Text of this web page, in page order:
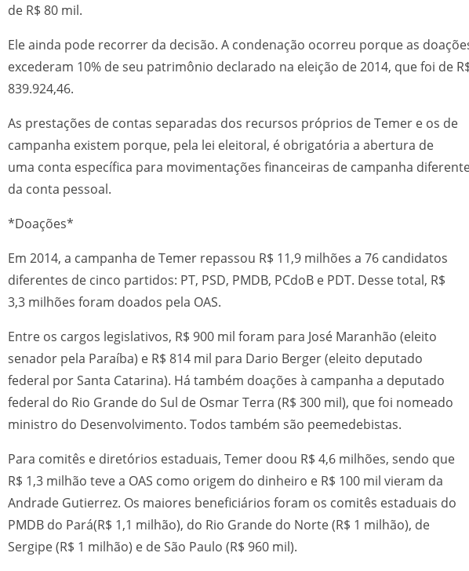
de R$ 80 mil.
Ele ainda pode recorrer da decisão. A condenação ocorreu porque as
excederam 10% de seu patrimônio declarado na eleição de 2014, que foi de
839.924,46.
As prestações de contas separadas dos recursos próprios de Temer e os de
campanha existem porque, pela lei eleitoral, é obrigatória a abertura de
uma conta específica para movimentações financeiras de campanha
da conta pessoal.
*Doações*
Em 2014, a campanha de Temer repassou R$ 11,9 milhões a 76 candidatos
diferentes de cinco partidos: PT, PSD, PMDB, PCdoB e PDT. Desse total, R$
3,3 milhões foram doados pela OAS.
Entre os cargos legislativos, R$ 900 mil foram para José Maranhão (eleito
senador pela Paraíba) e R$ 814 mil para Dario Berger (eleito deputado
federal por Santa Catarina). Há também doações à campanha a deputado
federal do Rio Grande do Sul de Osmar Terra (R$ 300 mil), que foi nomeado
ministro do Desenvolvimento. Todos também são peemedebistas.
Para comitês e diretórios estaduais, Temer doou R$ 4,6 milhões, sendo que
R$ 1,3 milhão teve a OAS como origem do dinheiro e R$ 100 mil vieram da
Andrade Gutierrez. Os maiores beneficiários foram os comitês estaduais do
PMDB do Pará(R$ 1,1 milhão), do Rio Grande do Norte (R$ 1 milhão), de
Sergipe (R$ 1 milhão) e de São Paulo (R$ 960 mil).